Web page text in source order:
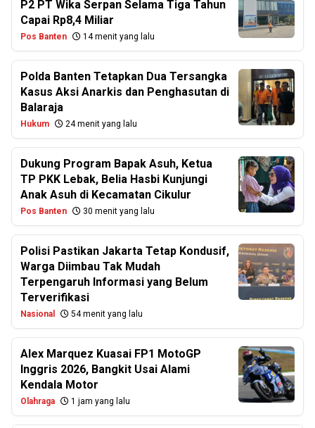
P2 PT Wika Serpan Selama Tiga Tahun
Capai Rp8,4 Miliar
Pos Banten 14 menit yang lalu
Polda Banten Tetapkan Dua Tersangka
Kasus Aksi Anarkis dan Penghasutan di
Balaraja
Hukum 24 menit yang lalu
Dukung Program Bapak Asuh, Ketua
TP PKK Lebak, Belia Hasbi Kunjungi
Anak Asuh di Kecamatan Cikulur
Pos Banten 30 menit yang lalu
Polisi Pastikan Jakarta Tetap Kondusif,
Warga Diimbau Tak Mudah
Terpengaruh Informasi yang Belum
Terverifikasi
Nasional 54 menit yang lalu
Alex Marquez Kuasai FP1 MotoGP
Inggris 2026, Bangkit Usai Alami
Kendala Motor
Olahraga 1 jam yang lalu